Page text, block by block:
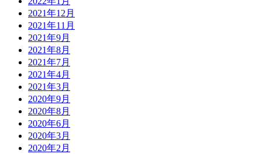
2021年12月
2021年11月
2021年9月
2021年8月
2021年7月
2021年4月
2021年3月
2020年9月
2020年8月
2020年6月
2020年3月
2020年2月